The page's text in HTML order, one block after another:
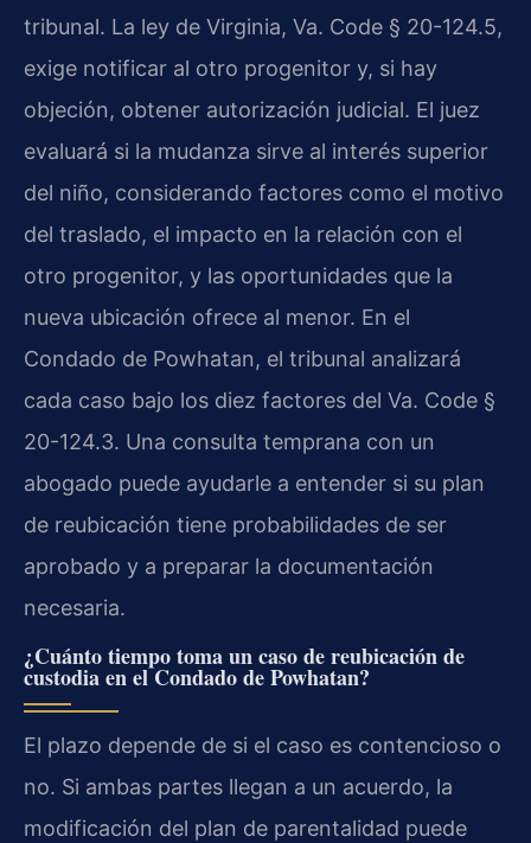
tribunal. La ley de Virginia, Va. Code § 20-124.5,
exige notificar al otro progenitor y, si hay
objeción, obtener autorización judicial. El juez
evaluará si la mudanza sirve al interés superior
del niño, considerando factores como el motivo
del traslado, el impacto en la relación con el
otro progenitor, y las oportunidades que la
nueva ubicación ofrece al menor. En el
Condado de Powhatan, el tribunal analizará
cada caso bajo los diez factores del Va. Code §
20-124.3. Una consulta temprana con un
abogado puede ayudarle a entender si su plan
de reubicación tiene probabilidades de ser
aprobado y a preparar la documentación
necesaria.
¿Cuánto tiempo toma un caso de reubicación de
custodia en el Condado de Powhatan?
El plazo depende de si el caso es contencioso o
no. Si ambas partes llegan a un acuerdo, la
modificación del plan de parentalidad puede